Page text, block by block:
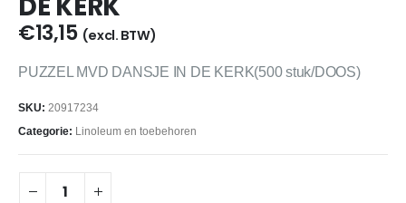
€13,15 (excl. BTW)
PUZZEL MVD DANSJE IN DE KERK(500 stuk/DOOS)
SKU: 20917234
Categorie: Linoleum en toebehoren